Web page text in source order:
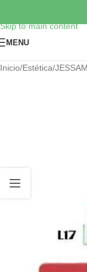
Skip to main content
MENU
Inicio/Estética/